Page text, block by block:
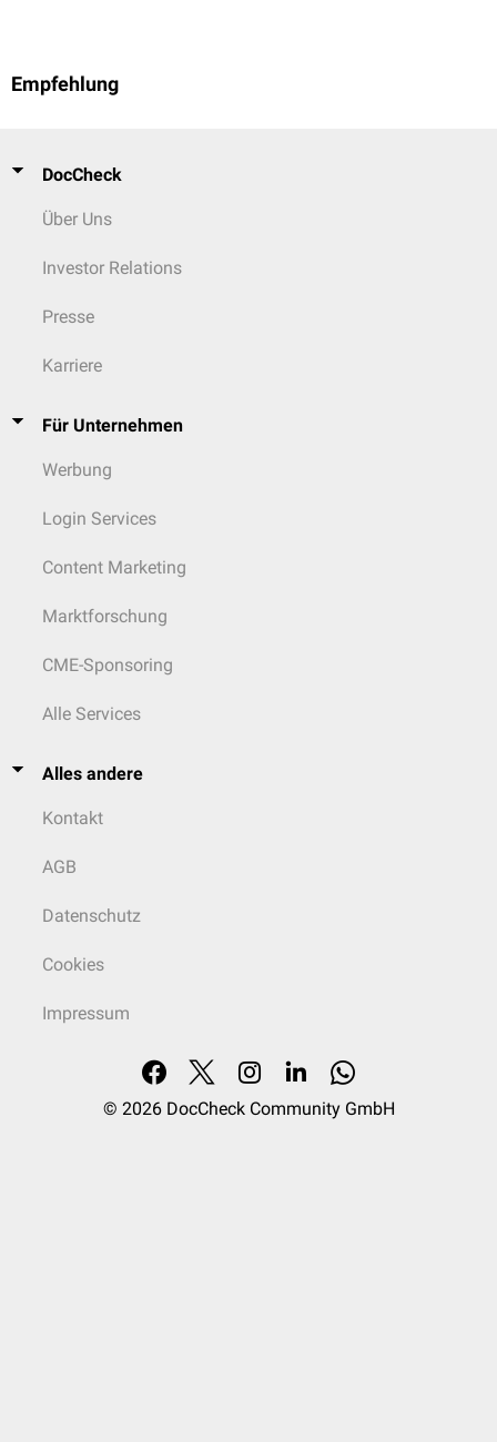
Empfehlung
DocCheck
Über Uns
Investor Relations
Presse
Karriere
Für Unternehmen
Werbung
Login Services
Content Marketing
Marktforschung
CME-Sponsoring
Alle Services
Alles andere
Kontakt
AGB
Datenschutz
Cookies
Impressum
© 2026 DocCheck Community GmbH